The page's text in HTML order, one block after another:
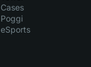
Cases
Poggi
eSports